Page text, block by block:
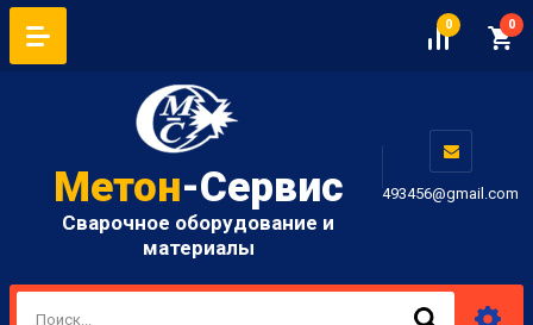
0 0
Метон-Сервис
Сварочное оборудование и
материалы
493456@gmail.com